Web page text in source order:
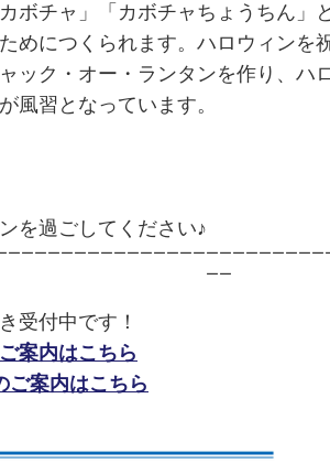
ボチャ」「カボチャちょうちん」
めにつくられます。ハロウィンを
ック・オー・ランタンを作り、ハ
風習となっています。
を過ごしてください♪
ーーーーーーーーーーーーーーーーーーーーーーー
ーー
受付中です！
案内はこちら
ご案内はこちら